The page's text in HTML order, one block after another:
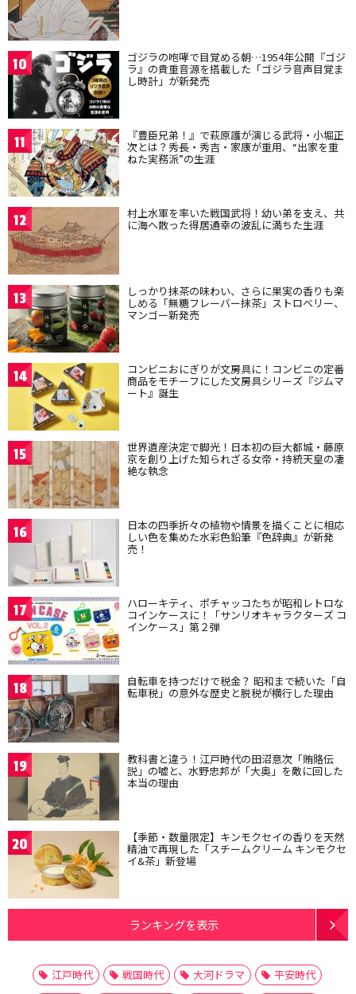
10 ゴジラの咆哮で目覚める朝…1954年公開『ゴジ
ラ』の貴重音源を搭載した「ゴジラ音声目覚ま
し時計」が新発売
11 『豊臣兄弟！』で萩原護が演じる武将・小堀正
次とは？秀長・秀吉・家康が重用、“出家を重
ねた実務派”の生涯
12 村上水軍を率いた戦国武将！幼い弟を支え、共
に海へ散った得居通幸の波乱に満ちた生涯
13 しっかり抹茶の味わい、さらに果実の香りも楽
しめる「無糖フレーバー抹茶」ストロベリー、
マンゴー新発売
14 コンビニおにぎりが文房具に！コンビニの定番
商品をモチーフにした文房具シリーズ『ジムマ
ート』誕生
15 世界遺産決定で脚光！日本初の巨大都城・藤原
京を創り上げた知られざる女帝・持統天皇の凄
絶な執念
16 日本の四季折々の植物や情景を描くことに相応
しい色を集めた水彩色鉛筆『色辞典』が新発
売！
17 ハローキティ、ポチャッコたちが昭和レトロな
コインケースに！「サンリオキャラクターズ コ
インケース」第２弾
18 自転車を持つだけで税金？ 昭和まで続いた「自
転車税」の意外な歴史と脱税が横行した理由
19 教科書と違う！江戸時代の田沼意次「賄賂伝
説」の嘘と、水野忠邦が「大奥」を敵に回した
本当の理由
20 【季節・数量限定】キンモクセイの香りを天然
精油で再現した「スチームクリーム キンモクセ
イ&茶」新登場
ランキングを表示
江戸時代 戦国時代 大河ドラマ
平安時代